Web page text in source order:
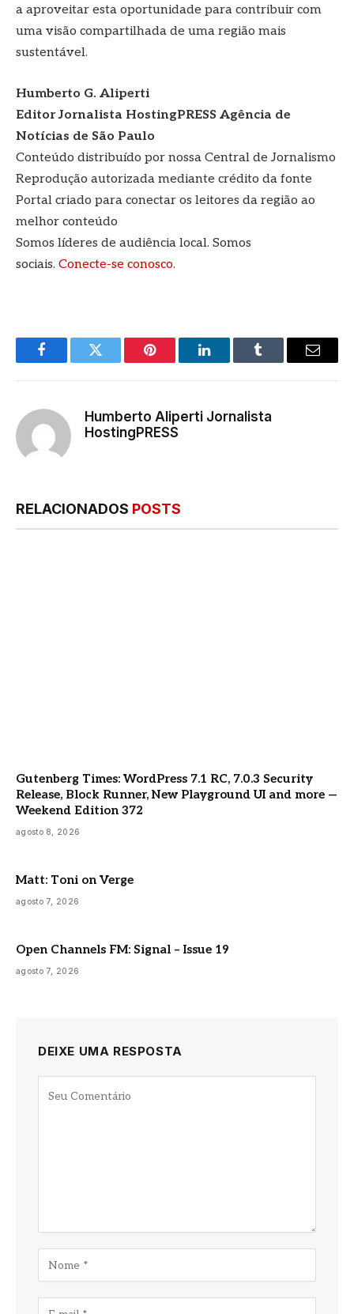
a aproveitar esta oportunidade para contribuir com
uma visão compartilhada de uma região mais
sustentável.
Humberto G. Aliperti
Editor Jornalista HostingPRESS Agência de
Notícias de São Paulo
Conteúdo distribuído por nossa Central de Jornalismo
Reprodução autorizada mediante crédito da fonte
Portal criado para conectar os leitores da região ao
melhor conteúdo
Somos líderes de audiência local. Somos
sociais. Conecte-se conosco.
FacebookTwitter Pinterest LinkedInTumblr
E-
Humberto Aliperti Jornalista
HostingPRESS
RELACIONADOS POSTS
Gutenberg Times: WordPress 7.1 RC, 7.0.3 Security
Release, Block Runner, New Playground UI and more —
Weekend Edition 372
agosto 8, 2026
Matt: Toni on Verge
agosto 7, 2026
Open Channels FM: Signal – Issue 19
agosto 7, 2026
DEIXE UMA RESPOSTA